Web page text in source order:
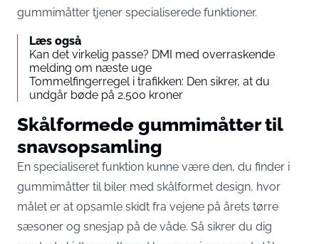
gummimåtter tjener specialiserede funktioner.
Læs også
Kan det virkelig passe? DMI med overraskende
melding om næste uge
Tommelfingerregel i trafikken: Den sikrer, at du
undgår bøde på 2.500 kroner
Skålformede gummimåtter til
snavsopsamling
En specialiseret funktion kunne være den, du finder i
gummimåtter til biler med skålformet design, hvor
målet er at opsamle skidt fra vejene på årets tørre
sæsoner og snesjap på de våde. Så sikrer du dig